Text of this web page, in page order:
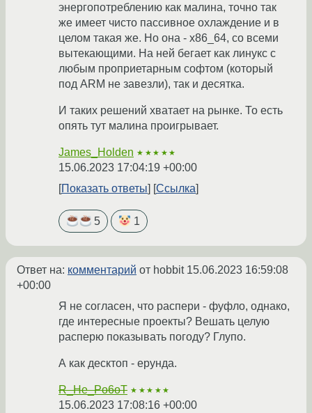
энергопотреблению как малина, точно так
же имеет чисто пассивное охлаждение и в
целом такая же. Но она - x86_64, со всеми
вытекающими. На ней бегает как линукс с
любым проприетарным софтом (который
под ARM не завезли), так и десятка.
И таких решений хватает на рынке. То есть
опять тут малина проигрывает.
James_Holden ★★★★★
15.06.2023 17:04:19 +00:00
Показать ответы
Ссылка
5 1
Ответ на: комментарий от hobbit 15.06.2023 16:59:08
+00:00
Я не согласен, что распери - фуфло, однако,
где интересные проекты? Вешать целую
расперю показывать погоду? Глупо.
А как десктоп - ерунда.
R_He_Po6oT ★★★★★
15.06.2023 17:08:16 +00:00